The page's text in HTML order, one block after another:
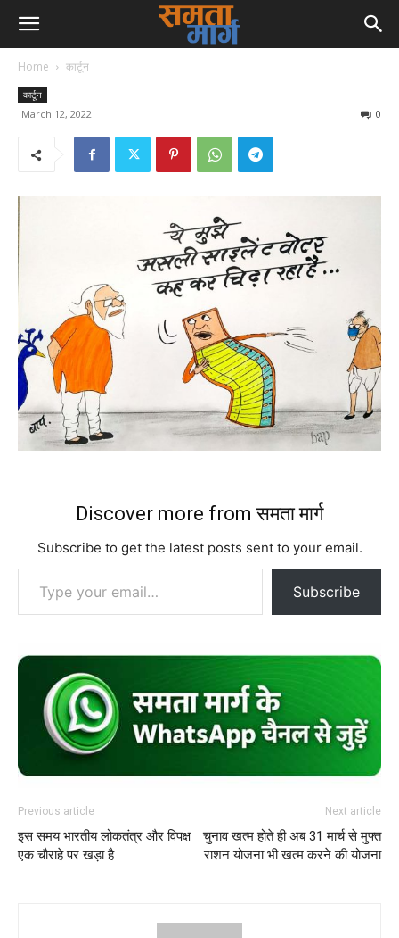
Home कार्टून
कार्टून
March 12, 2022 0
Discover more from समता मार्ग
Subscribe to get the latest posts sent to your email.
Type your email…
Subscribe
Previous article
इस समय भारतीय लोकतंत्र और विपक्ष
एक चौराहे पर खड़ा है
Next article
चुनाव खत्म होते ही अब 31 मार्च से मुफ्त
राशन योजना भी खत्म करने की योजना